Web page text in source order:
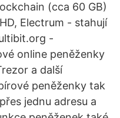
(cca 60 GB)
Electrum - stahují
-
online peněženky
a další
peněženky tak
jednu adresu a